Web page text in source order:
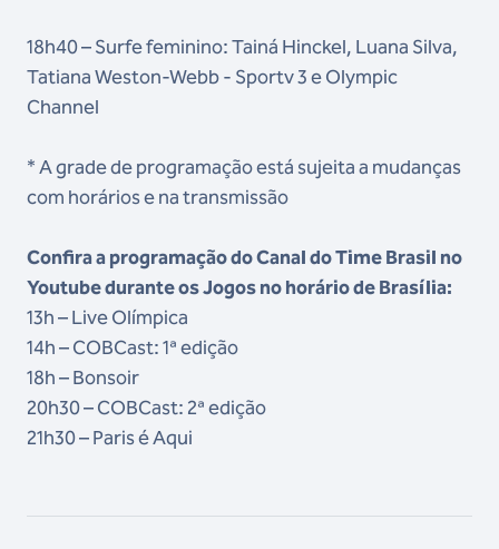
18h40 – Surfe feminino: Tainá Hinckel, Luana Silva,
Tatiana Weston-Webb - Sportv 3 e Olympic
Channel
* A grade de programação está sujeita a mudanças
com horários e na transmissão
Confira a programação do Canal do Time Brasil no
Youtube durante os Jogos no horário de Brasília:
13h – Live Olímpica
14h – COBCast: 1ª edição
18h – Bonsoir
20h30 – COBCast: 2ª edição
21h30 – Paris é Aqui